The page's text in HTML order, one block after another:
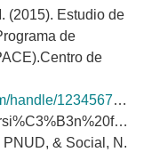
(2015). Estudio de
de
de
20150323%20Eval%20
& Social, N.